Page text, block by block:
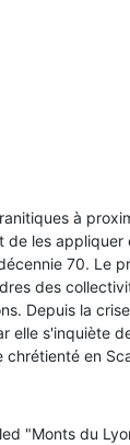
à
les
70. Le
des
Depuis la
elle s'inquiète
en
"Monts du